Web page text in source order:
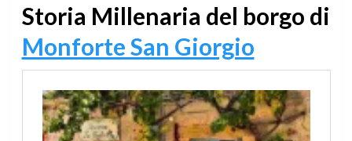
Storia Millenaria del borgo di
Monforte San Giorgio